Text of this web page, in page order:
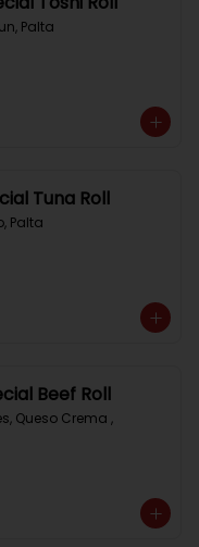
Palta
Tuna Roll
Palta
Beef Roll
Queso Crema ,